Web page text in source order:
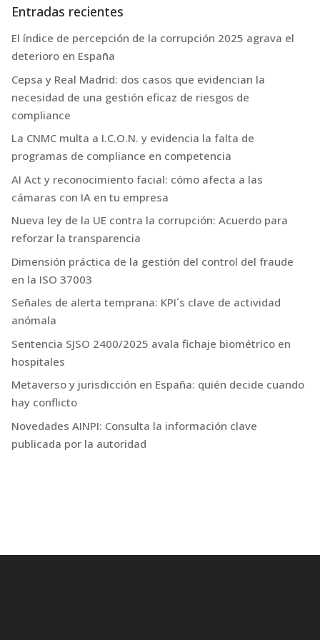
Entradas recientes
El índice de percepción de la corrupción 2025 agrava el
deterioro en España
Cepsa y Real Madrid: dos casos que evidencian la
necesidad de una gestión eficaz de riesgos de
compliance
La CNMC multa a I.C.O.N. y evidencia la falta de
programas de compliance en competencia
AI Act y reconocimiento facial: cómo afecta a las
cámaras con IA en tu empresa
Nueva ley de la UE contra la corrupción: Acuerdo para
reforzar la transparencia
Dimensión práctica de la gestión del control del fraude
en la ISO 37003
Señales de alerta temprana: KPI´s clave de actividad
anómala
Sentencia SJSO 2400/2025 avala fichaje biométrico en
hospitales
Metaverso y jurisdicción en España: quién decide cuando
hay conflicto
Novedades AINPI: Consulta la información clave
publicada por la autoridad